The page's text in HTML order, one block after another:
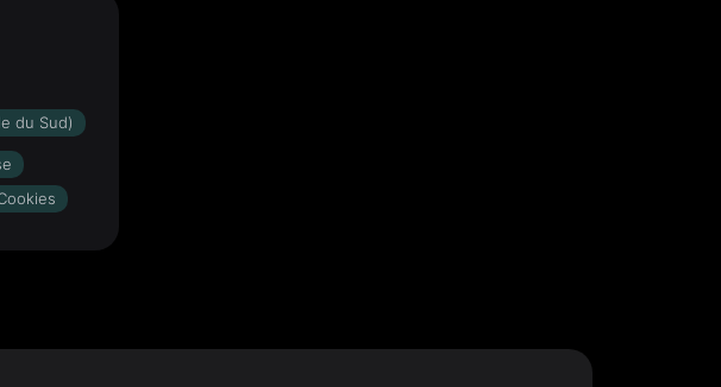
du Sud)